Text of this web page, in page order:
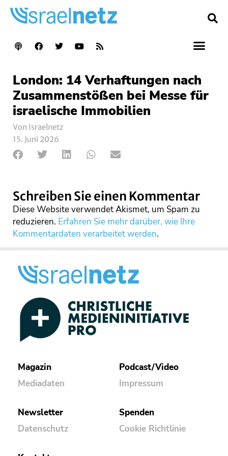
London: 14 Verhaftungen nach
Zusammenstößen bei Messe für
israelische Immobilien
Von Israelnetz
15. Juni 2026
Schreiben Sie einen Kommentar
Diese Website verwendet Akismet, um Spam zu
reduzieren. Erfahren Sie mehr darüber, wie Ihre
Kommentardaten verarbeitet werden.
Magazin
Mediadaten
Podcast/Video
Impressum
Newsletter
Datenschutz
Spenden
Cookie Richtlinie